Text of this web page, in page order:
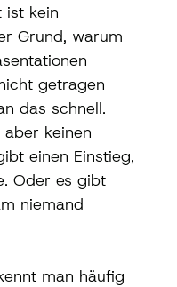
ist kein
Grund, warum
getragen
das schnell.
keinen
einen Einstieg,
Oder es gibt
niemand
man häufig